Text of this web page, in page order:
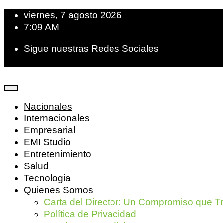
viernes, 7 agosto 2026
7:09 AM
Sigue nuestras Redes Sociales
Nacionales
Internacionales
Empresarial
EMI Studio
Entretenimiento
Salud
Tecnologia
Quienes Somos
Carta del Director: Un Compromiso que
Política de Privacidad